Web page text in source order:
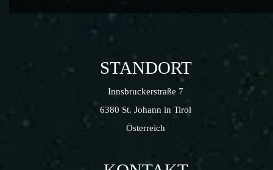
STANDORT
Innsbruckerstraße 7
6380 St. Johann in Tirol
Österreich